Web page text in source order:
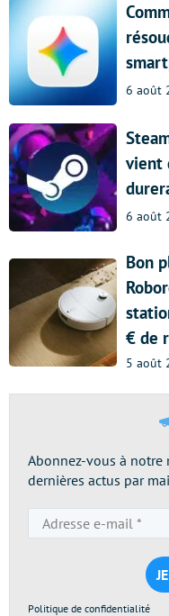
6 août
vient
6 août
Bon
€ de
5 août
Abonnez-vous à
dernières actus par
Politique de confidentialité